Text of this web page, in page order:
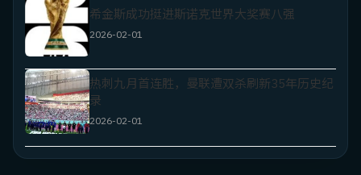
希金斯成功挺进斯诺克世界大奖赛八强
2026-02-01
热刺九月首连胜，曼联遭双杀刷新35年历史纪
录
2026-02-01